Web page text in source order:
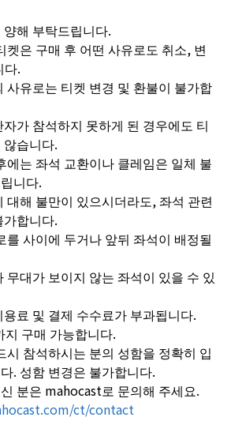
해 부탁드립니다.
은 구매 후 어떤 사유로도 취소, 변
다.
유로는 티켓 변경 및 환불이 불가합
가 참석하지 못하게 된 경우에도 티
습니다.
는 좌석 교환이나 클레임은 일체 불
니다.
해 불만이 있으시더라도, 좌석 관련
합니다.
사이에 두거나 앞뒤 좌석이 배정될
대가 보이지 않는 좌석이 있을 수 있
료 및 결제 수수료가 부과됩니다.
구매 가능합니다.
참석하시는 분의 성함을 정확히 입
. 성함 변경은 불가합니다.
분은 mahocast로 문의해 주세요.
ct/contact